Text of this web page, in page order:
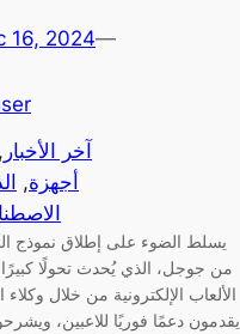
16, 2024—
آخر الأخبار ,
أجهزة,
يسلط الضوء على إطلاق نموذج
الألعاب الإلكترونية من خلال
يقدمون دعمًا فوريًا للاعبين،